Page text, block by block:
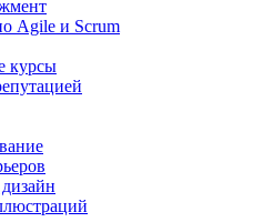
Agile и Scrum
курсы